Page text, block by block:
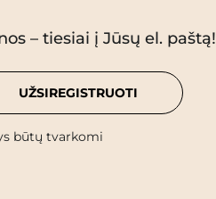
– tiesiai į Jūsų el. paštą!
būtų tvarkomi
UŽSIREGISTRUOTI